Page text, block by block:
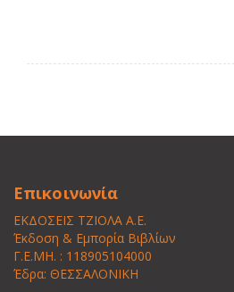
Επικοινωνία
ΕΚΔΟΣΕΙΣ ΤΖΙΟΛΑ Α.Ε.
Έκδοση & Εμπορία Βιβλίων
Γ.Ε.ΜΗ. : 118905104000
Έδρα: ΘΕΣΣΑΛΟΝΙΚΗ